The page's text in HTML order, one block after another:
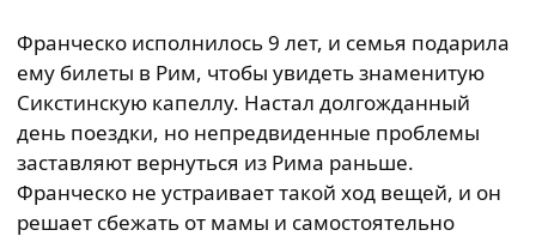
Франческо исполнилось 9 лет, и семья подарила
ему билеты в Рим, чтобы увидеть знаменитую
Сикстинскую капеллу. Настал долгожданный
день поездки, но непредвиденные проблемы
заставляют вернуться из Рима раньше.
Франческо не устраивает такой ход вещей, и он
решает сбежать от мамы и самостоятельно